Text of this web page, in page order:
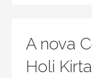
A nova
Holi